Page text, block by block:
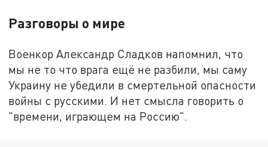
Разговоры о мире
Военкор Александр Сладков напомнил, что
мы не то что врага ещё не разбили, мы саму
Украину не убедили в смертельной опасности
войны с русскими. И нет смысла говорить о
"времени, играющем на Россию".